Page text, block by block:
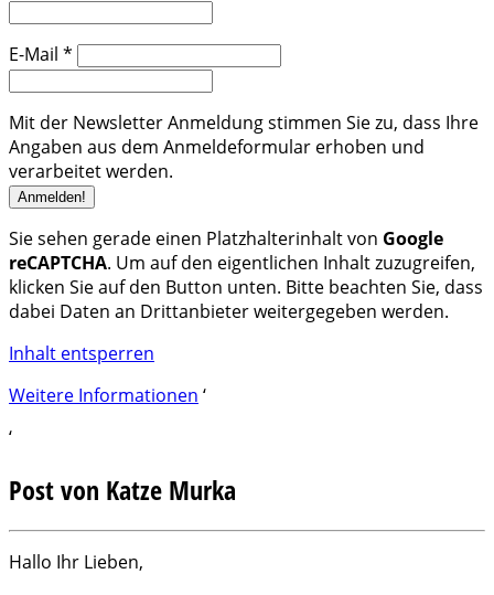
E-Mail *
Mit der Newsletter Anmeldung stimmen Sie zu, dass Ihre
Angaben aus dem Anmeldeformular erhoben und
verarbeitet werden.
Sie sehen gerade einen Platzhalterinhalt von Google
reCAPTCHA. Um auf den eigentlichen Inhalt zuzugreifen,
klicken Sie auf den Button unten. Bitte beachten Sie, dass
dabei Daten an Drittanbieter weitergegeben werden.
Inhalt entsperren
Weitere Informationen ‘
‘
Post von Katze Murka
Hallo Ihr Lieben,